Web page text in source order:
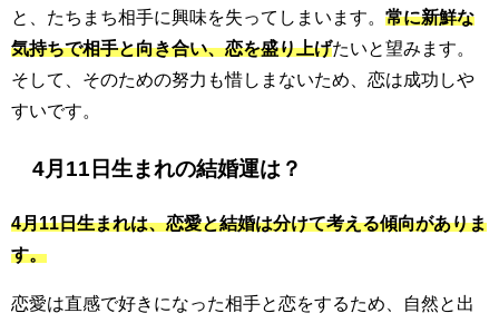
と、たちまち相手に興味を失ってしまいます。 常に新鮮な
気持ちで相手と向き合い、恋を盛り上げたいと望みます。
そして、そのための努力も惜しまないため、恋は成功しや
すいです。
4月11日生まれの結婚運は？
4月11日生まれは、恋愛と結婚は分けて考える傾向がありま
す。
恋愛は直感で好きになった相手と恋をするため、自然と出